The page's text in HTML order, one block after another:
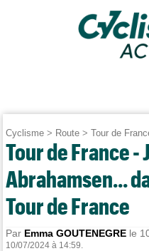
Cyclisme > Route >Tour de
Tour de France -
Abrahamsen...
Tour de France
Par Emma GOUTENEGRE le
10/07/2024 à 14:59.